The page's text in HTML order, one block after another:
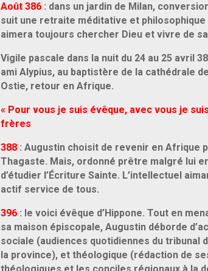
Août 386: dans un jardin de Milan,
suit une retraite méditative et
aimera toujours chercher Dieu et vivre de
Vigile pascale dans la nuit du 24 au 25 avril
ami Alypius, au baptistère de la cathédrale
Ostie, retour en Afrique.
« Pour vous je suis évêque, avec vous je
frères
388: Augustin choisit de revenir en Afrique
Thagaste. Mais, ordonné prêtre malgré lui
d’étudier l’Écriture Sainte. L’intellectuel
actif service de tous.
396: le voici évêque d’Hippone. Tout en
sa maison épiscopale, Augustin déborde
sociale (audiences quotidiennes du tribunal
la province), et théologique (rédaction de